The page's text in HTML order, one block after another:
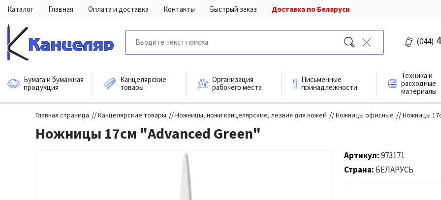
Каталог Главная Оплата и доставка Контакты Быстрый заказ Доставка по Беларуси
(044)
Бумага и бумажная
продукция
Канцелярские
товары
Организация
рабочего места
Письменные
принадлежности
Техника и
расходные
материалы
Главная страница //Канцелярские товары //Ножницы, ножи канцелярские, лезвия для ножей //Ножницы офисные //Ножницы
Ножницы 17см "Advanced Green"
Артикул 973171
Страна БЕЛАРУСЬ